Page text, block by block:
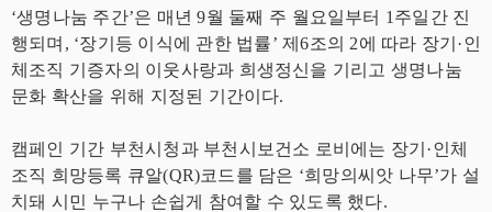
‘생명나눔 주간’은 매년 9월 둘째 주 월요일부터 1주일간 진
행되며, ‘장기등 이식에 관한 법률’ 제6조의 2에 따라 장기·인
체조직 기증자의 이웃사랑과 희생정신을 기리고 생명나눔
문화 확산을 위해 지정된 기간이다.
캠페인 기간 부천시청과 부천시보건소 로비에는 장기·인체
조직 희망등록 큐알(QR)코드를 담은 ‘희망의씨앗 나무’가 설
치돼 시민 누구나 손쉽게 참여할 수 있도록 했다.